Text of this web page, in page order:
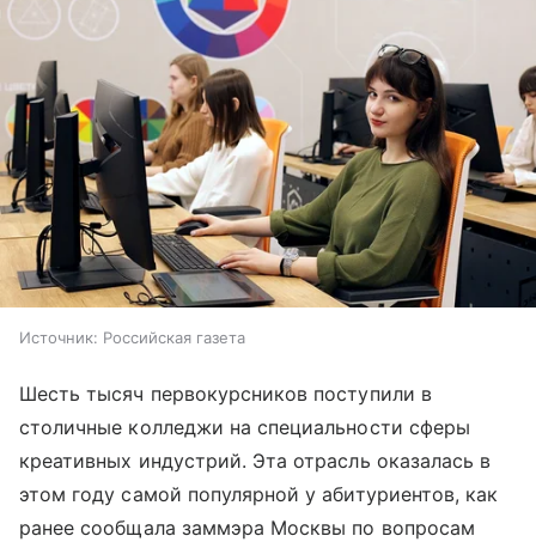
Источник: Российская газета
Шесть тысяч первокурсников поступили в
столичные колледжи на специальности сферы
креативных индустрий. Эта отрасль оказалась в
этом году самой популярной у абитуриентов, как
ранее сообщала заммэра Москвы по вопросам